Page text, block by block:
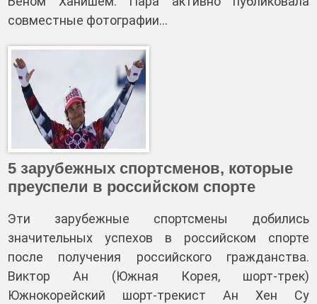
совместные фотографии…
5 зарубежных спортсменов, которые
преуспели в российском спорте
Эти зарубежные спортсмены добились
значительных успехов в российском спорте
после получения российского гражданства.
Виктор Ан (Южная Корея, шорт-трек)
Южнокорейский шорт-трекист Ан Хен Су